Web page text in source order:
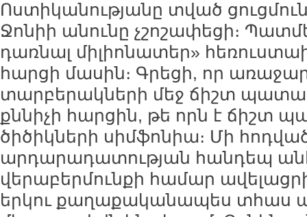
Ոստիկանությանը տված
Ջոնիի անունը չշոշափեցի։
դառնալ միլիոնատեր»
հարցի մասին։ Գրեցի, որ
տարբերակների մեջ ճիշտ
քննիչի հարցին, թե որն է ճիշտ
ծիծիկների սիմֆոնիա։ Մի հոդված
արդարադատության հանդեպ
վերաբերմունքի համար
երկու քաղաքականապես տհաս